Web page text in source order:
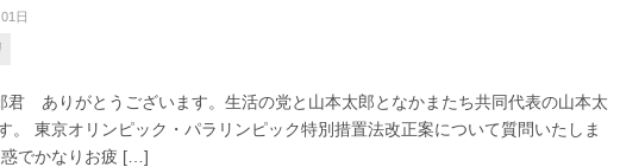
日
ありがとうございます。生活の党と山本太郎となかまたち共同代表の山本太
。 東京オリンピック・パラリンピック特別措置法改正案について質問いたしま
でかなりお疲 […]